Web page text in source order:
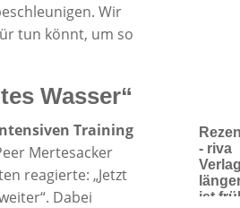
Wir
tun könnt, um so
Wasser“
Training
Mertesacker
reagierte: „Jetzt
Dabei
- riva
ist